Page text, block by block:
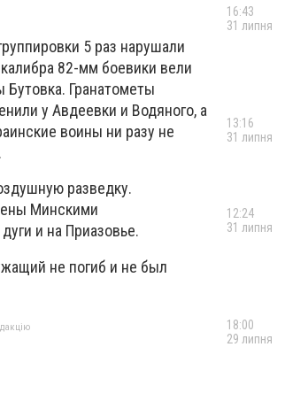
5 раз нарушали
82-мм боевики вели
Гранатометы
у Авдеевки и Водяного, а
воины ни разу не
разведку.
Минскими
и на Приазовье.
не погиб и не был
16:43
31 липня
13:16
31 липня
12:24
31 липня
18:00
29 липня